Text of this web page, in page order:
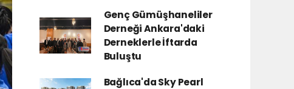
Genç Gümüşhaneliler
Derneği Ankara'daki
Derneklerle İftarda
Buluştu
Bağlıca'da Sky Pearl